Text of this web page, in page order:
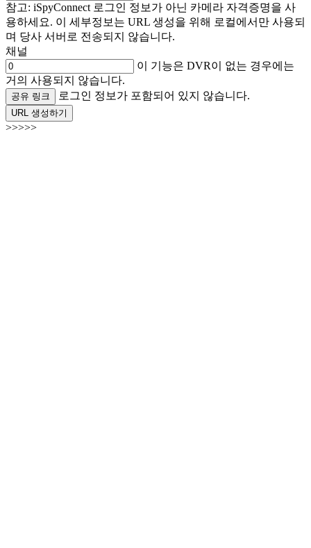
참고: iSpyConnect 로그인 정보가 아닌 카메라 자격증명을 사
용하세요. 이 세부정보는 URL 생성을 위해 로컬에서만 사용되
며 당사 서버로 전송되지 않습니다.
채널
이 기능은 DVR이 없는 경우에는
거의 사용되지 않습니다.
공유 링크 로그인 정보가 포함되어 있지 않습니다.
URL 생성하기
>>>>>